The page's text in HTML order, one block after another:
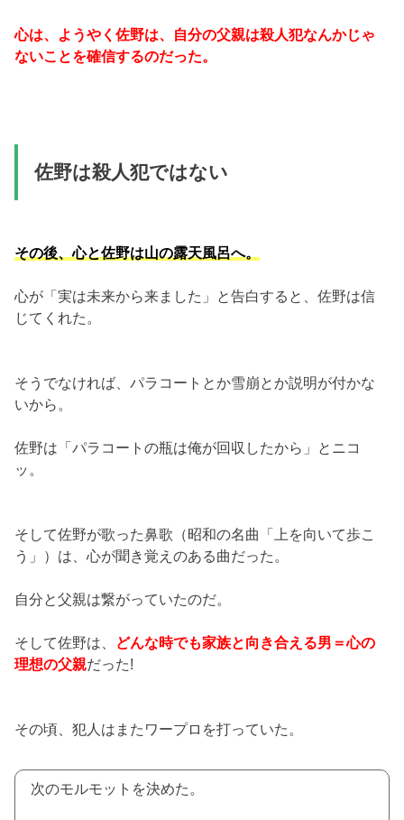
心は、ようやく佐野は、自分の父親は殺人犯なんかじゃ
ないことを確信するのだった。
佐野は殺人犯ではない
その後、心と佐野は山の露天風呂へ。
心が「実は未来から来ました」と告白すると、佐野は信
じてくれた。
そうでなければ、パラコートとか雪崩とか説明が付かな
いから。
佐野は「パラコートの瓶は俺が回収したから」とニコ
ッ。
そして佐野が歌った鼻歌（昭和の名曲「上を向いて歩こ
う」）は、心が聞き覚えのある曲だった。
自分と父親は繋がっていたのだ。
そして佐野は、 どんな時でも家族と向き合える男＝心の
理想の父親だった!
その頃、犯人はまたワープロを打っていた。
次のモルモットを決めた。